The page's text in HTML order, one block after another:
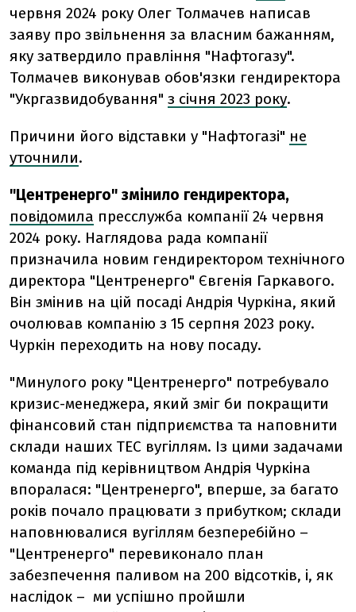
червня 2024 року Олег Толмачев написав
заяву про звільнення за власним бажанням,
яку затвердило правління "Нафтогазу".
Толмачев виконував обов'язки гендиректора
"Укргазвидобування" з січня 2023 року.
Причини його відставки у "Нафтогазі" не
уточнили.
"Центренерго" змінило гендиректора,
повідомила пресслужба компанії 24 червня
2024 року. Наглядова рада компанії
призначила новим гендиректором технічного
директора "Центренерго" Євгенія Гаркавого.
Він змінив на цій посаді Андрія Чуркіна, який
очолював компанію з 15 серпня 2023 року.
Чуркін переходить на нову посаду.
"Минулого року "Центренерго" потребувало
кризис-менеджера, який зміг би покращити
фінансовий стан підприємства та наповнити
склади наших ТЕС вугіллям. Із цими задачами
команда під керівництвом Андрія Чуркіна
впоралася: "Центренерго", вперше, за багато
років почало працювати з прибутком; склади
наповнювалися вугіллям безперебійно –
"Центренерго" перевиконало план
забезпечення паливом на 200 відсотків, і, як
наслідок – ми успішно пройшли